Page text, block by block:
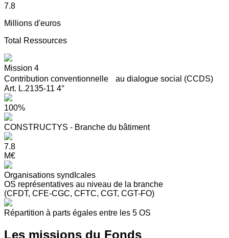
7.8
Millions d'euros
Total Ressources
Mission 4
Contribution conventionnelle au dialogue social (CCDS)
Art. L.2135-11 4°
100%
CONSTRUCTYS - Branche du bâtiment
7.8
M€
Organisations syndIcales
OS représentatives au niveau de la branche
(CFDT, CFE-CGC, CFTC, CGT, CGT-FO)
Répartition à parts égales entre les 5 OS
Les missions du Fonds